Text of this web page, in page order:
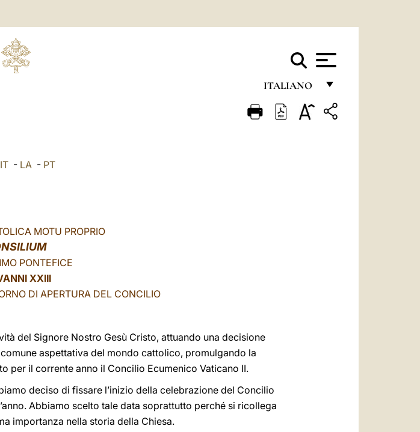
ITALIANO
FRANÇAIS
IT- LA- PT
MOTU PROPRIO
PONTEFICE
XXIII
DI APERTURA DEL CONCILIO
del Signore Nostro Gesù Cristo, attuando una decisione
aspettativa del mondo cattolico, promulgando la
per il corrente anno il Concilio Ecumenico Vaticano II.
deciso di fissare l’inizio della celebrazione del Concilio
Abbiamo scelto tale data soprattutto perché si ricollega
importanza nella storia della Chiesa.